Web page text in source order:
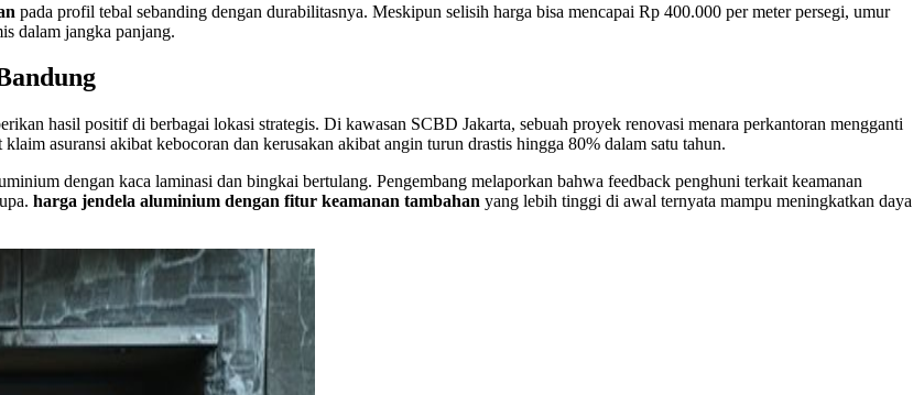
pada profil tebal sebanding dengan durabilitasnya. Meskipun selisih harga bisa mencapai Rp 400.000 per meter persegi, umur
dalam jangka panjang.
hasil positif di berbagai lokasi strategis. Di kawasan SCBD Jakarta, sebuah proyek renovasi menara perkantoran mengganti
asuransi akibat kebocoran dan kerusakan akibat angin turun drastis hingga 80% dalam satu tahun.
dengan kaca laminasi dan bingkai bertulang. Pengembang melaporkan bahwa feedback penghuni terkait keamanan
harga jendela aluminium dengan fitur keamanan tambahan yang lebih tinggi di awal ternyata mampu meningkatkan daya